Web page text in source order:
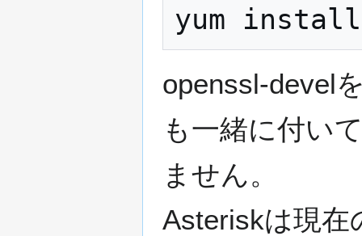
openssl-devel
も一緒に付い
ません。
Asteriskは現在